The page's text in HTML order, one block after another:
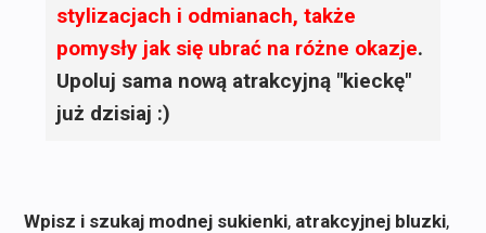
stylizacjach i odmianach, także
pomysły jak się ubrać na różne okazje.
Upoluj sama nową atrakcyjną "kieckę"
już dzisiaj :)
Wpisz i szukaj modnej sukienki, atrakcyjnej bluzki,